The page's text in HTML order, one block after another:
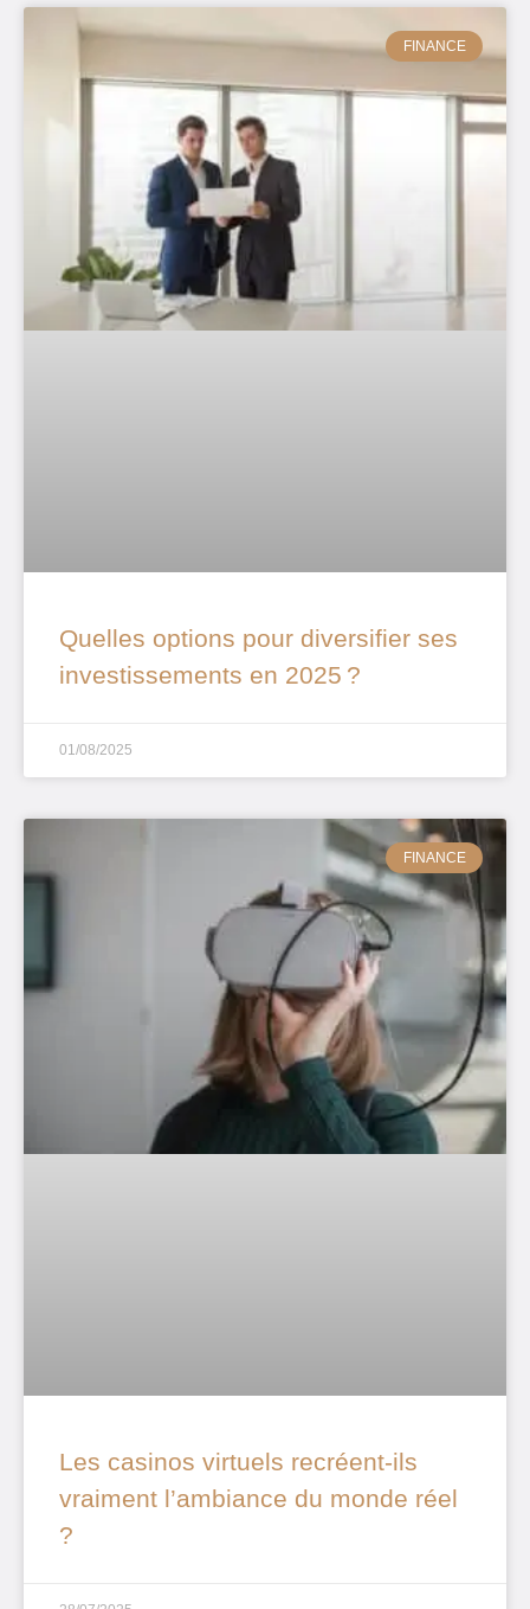
FINANCE
Quelles options pour diversifier ses
investissements en 2025 ?
01/08/2025
FINANCE
Les casinos virtuels recréent-ils
vraiment l’ambiance du monde réel
?